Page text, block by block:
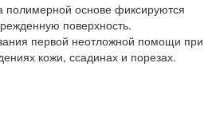
полимерной основе фиксируются
поверхность.
первой неотложной помощи при
кожи, ссадинах и порезах.